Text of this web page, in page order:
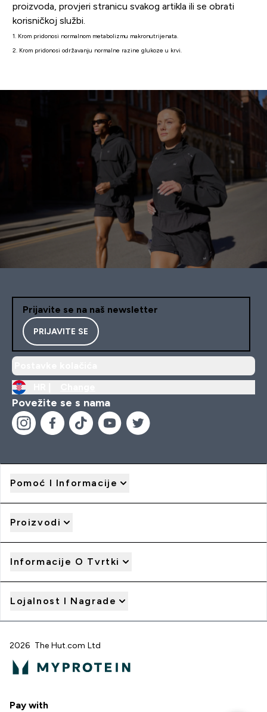
proizvoda, provjeri stranicu svakog artikla ili se obrati
korisničkoj službi.
1. Krom pridonosi normalnom metabolizmu makronutrijenata.
2. Krom pridonosi održavanju normalne razine glukoze u krvi.
Prijavite se na naš newsletter
PRIJAVITE SE
Povežite se s nama
Pomoć I Informacije
Proizvodi
Informacije O Tvrtki
Lojalnost I Nagrade
2026 The Hut.com Ltd
Pay with